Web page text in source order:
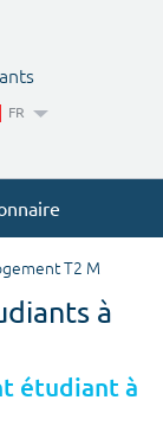
FR
T2 M
à
étudiant à